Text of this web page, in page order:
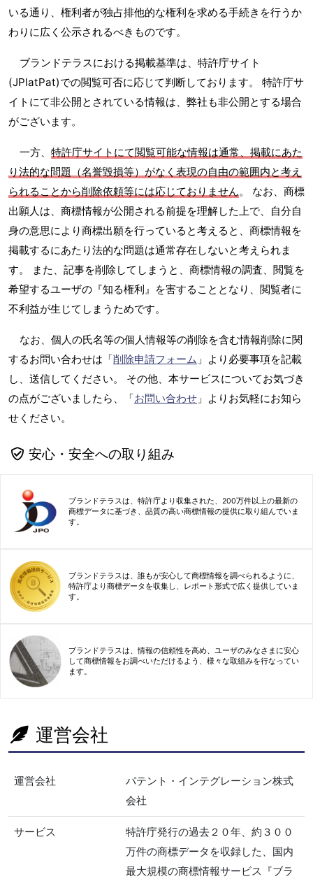
いる通り、権利者が独占排他的な権利を求める手続きを行うか
わりに広く公示されるべきものです。
ブランドテラスにおける掲載基準は、特許庁サイト
(JPlatPat)での閲覧可否に応じて判断しております。 特許庁サ
イトにて非公開とされている情報は、弊社も非公開とする場合
がございます。
一方、 特許庁サイトにて閲覧可能な情報は通常、掲載にあた
り法的な問題（名誉毀損等）がなく表現の自由の範囲内と考え
られることから削除依頼等には応じておりません。 なお、商標
出願人は、商標情報が公開される前提を理解した上で、自分自
身の意思により商標出願を行っていると考えると、商標情報を
掲載するにあたり法的な問題は通常存在しないと考えられま
す。 また、記事を削除してしまうと、商標情報の調査、閲覧を
希望するユーザの『知る権利』を害することとなり、閲覧者に
不利益が生じてしまうためです。
なお、個人の氏名等の個人情報等の削除を含む情報削除に関
するお問い合わせは「削除申請フォーム 」より必要事項を記載
し、送信してください。 その他、本サービスについてお気づき
の点がございましたら、「お問い合わせ 」よりお気軽にお知ら
せください。
安心・安全への取り組み
ブランドテラスは、特許庁より収集された、200万件以上の最新の
商標データに基づき、品質の高い商標情報の提供に取り組んでいま
す。
ブランドテラスは、誰もが安心して商標情報を調べられるように、
特許庁より商標データを収集し、レポート形式で広く提供していま
す。
ブランドテラスは、情報の信頼性を高め、ユーザのみなさまに安心
して商標情報をお調べいただけるよう、様々な取組みを行なってい
ます。
運営会社
運営会社
パテント・インテグレーション株式
会社
サービス
特許庁発行の過去２０年、約３００
万件の商標データを収録した、国内
最大規模の商標情報サービス『ブラ